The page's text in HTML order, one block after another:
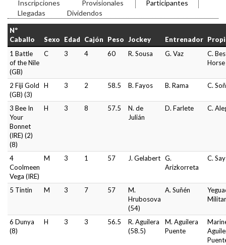
Inscripciones Provisionales
Participantes
Llegadas
Dividendos
Nº
Caballo
Sexo Edad Cajón Peso Jockey Entrenador
1 Battle
of the Nile
(GB)
C 3 4 60 R. Sousa G. Vaz
C.
Horse
2 Fiji Gold
(GB) (3)
H 3 2 58.5 B. Fayos B. Rama C.
3 Bee In
Your
Bonnet
(IRE) (2)
(8)
H 3 8 57.5
N. de
Julián
D. Farlete C.
4
Coolmeen
Vega (IRE)
M 3 1 57 J. Gelabert G.
Arizkorreta
C.
5 Tintin M 3 7 57
M.
Hrubosova
(54)
A. Suñén
Militar
6 Dunya
(8)
H 3 3 56.5
R. Aguilera
(58.5)
M. Aguilera
Puente